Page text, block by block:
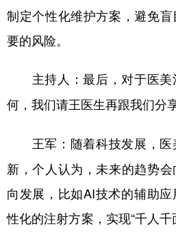
制定个性化维护方案，避免
要的风险‌。
主持人：最后，对于医
何，我们请王医生再跟我们分
王军： 随着科技发展，
新，个人认为，未来的趋势
向发展，比如AI技术的辅助
性化的注射方案，实现“千人